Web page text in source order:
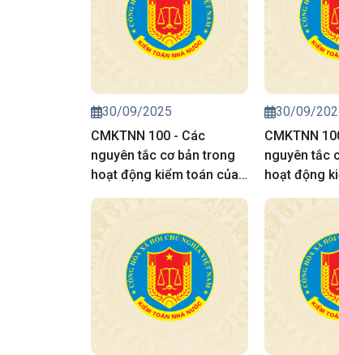
30/09/2025
CMKTNN 100 - Các
nguyên tắc cơ bản trong
hoạt động kiểm toán của
30/09/
CMKTNN
nguyên tắc
hoạt động